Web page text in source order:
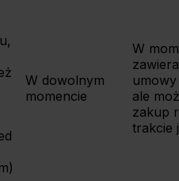
W dowolnym
momencie
W
ale
zakup
trakcie